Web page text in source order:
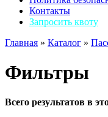
Контакты
Запросить квоту
Главная » Каталог »
Фильтры
Всего результатов в